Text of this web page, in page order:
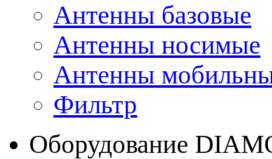
Антенны базовые
Антенны носимые
Антенны
Фильтр
Оборудование